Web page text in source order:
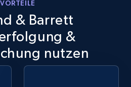
Currency, Initial
percent, and more.
VORTEILE
& Barrett
&
nutzen